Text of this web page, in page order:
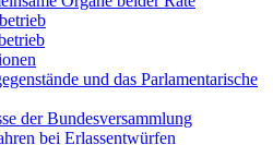
und das Parlamentarische
der Bundesversammlung
bei Erlassentwürfen